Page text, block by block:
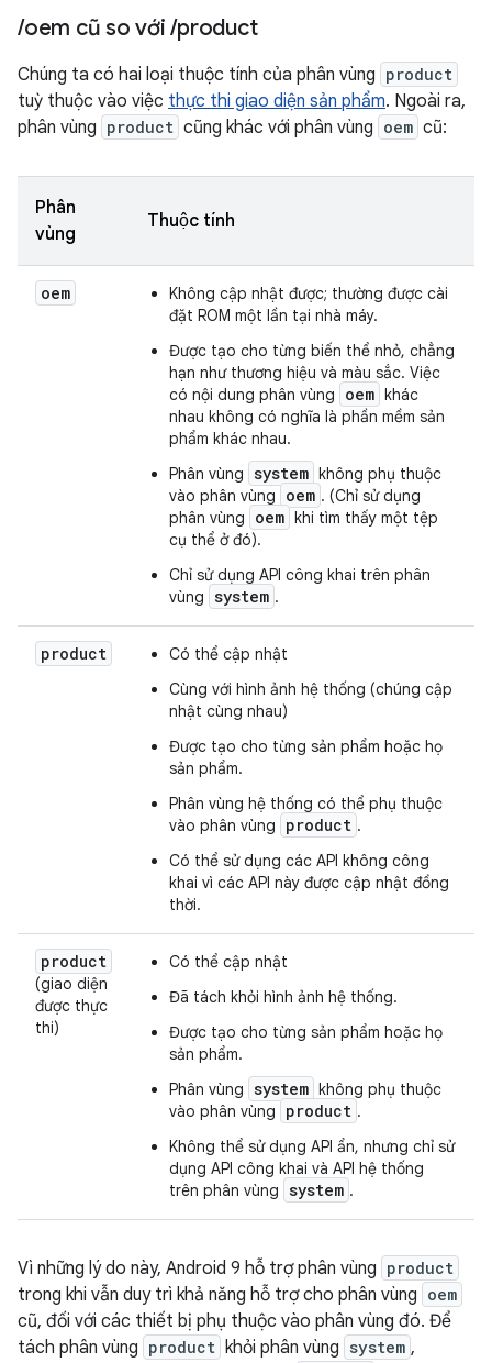
/oem cũ so với/product
Chúng ta có hai loại thuộc tính của phân vùng product
tuỳ thuộc vào việc thực thi giao diện sản phẩm. Ngoài ra,
phân vùng product cũng khác với phân vùng oem cũ:
Phân
vùng
Thuộc tính
oem
Không cập nhật được; thường được cài
đặt ROM một lần tại nhà máy.
Được tạo cho từng biến thể nhỏ, chẳng
hạn như thương hiệu và màu sắc. Việc
có nội dung phân vùng
oem khác
nhau không có nghĩa là phần mềm sản
phẩm khác nhau.
Phân vùng system không phụ thuộc
vào phân vùng
oem . (Chỉ sử dụng
phân vùng
oem khi tìm thấy một tệp
cụ thể ở đó).
Chỉ sử dụng API công khai trên phân
vùng system .
product
Có thể cập nhật
Cùng với hình ảnh hệ thống (chúng cập
nhật cùng nhau)
Được tạo cho từng sản phẩm hoặc họ
sản phẩm.
Phân vùng hệ thống có thể phụ thuộc
vào phân vùng
product .
Có thể sử dụng các API không công
khai vì các API này được cập nhật đồng
thời.
product
(giao diện
được thực
thi)
Có thể cập nhật
Đã tách khỏi hình ảnh hệ thống.
Được tạo cho từng sản phẩm hoặc họ
sản phẩm.
Phân vùng system không phụ thuộc
vào phân vùng
product .
Không thể sử dụng API ẩn, nhưng chỉ sử
dụng API công khai và API hệ thống
trên phân vùng system .
Vì những lý do này, Android 9 hỗ trợ phân vùng product
trong khi vẫn duy trì khả năng hỗ trợ cho phân vùng oem
cũ, đối với các thiết bị phụ thuộc vào phân vùng đó. Để
tách phân vùng product khỏi phân vùng system ,